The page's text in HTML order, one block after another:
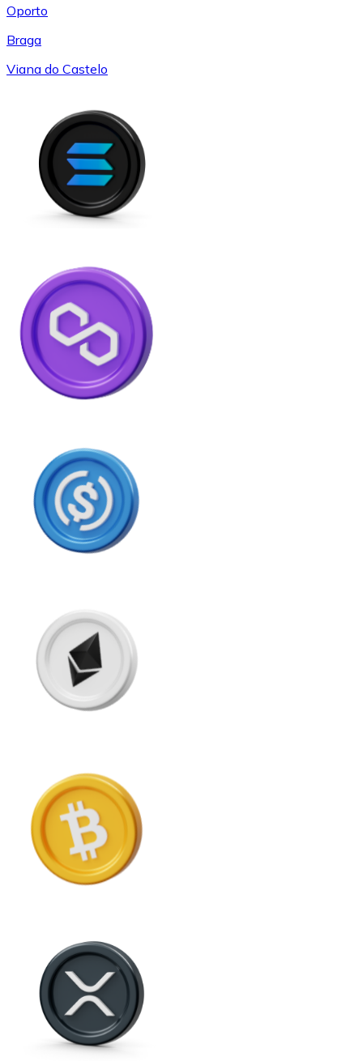
Oporto
Braga
Viana do Castelo